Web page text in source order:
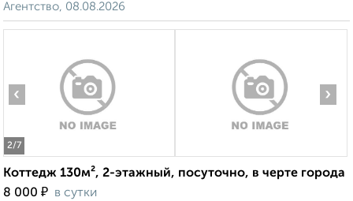
Агентство, 08.08.2026
2/7
‹ ›
Коттедж 130м², 2-этажный, посуточно, в черте города
8 000 ₽ в сутки